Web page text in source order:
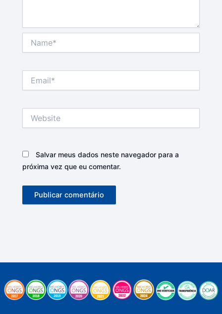
Salvar meus dados neste navegador para a
próxima vez que eu comentar.